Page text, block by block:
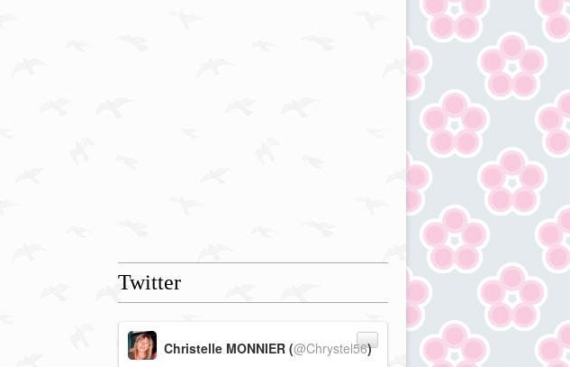
Twitter
Christelle MONNIER (@Chrystel56)